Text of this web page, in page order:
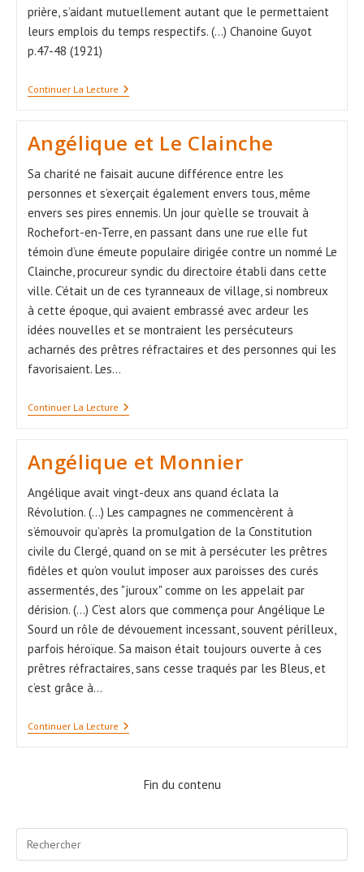
prière, s’aidant mutuellement autant que le permettaient
leurs emplois du temps respectifs. (...) Chanoine Guyot
p.47-48 (1921)
Continuer La LectureVie
Angélique et Le Clainche
Sa charité ne faisait aucune différence entre les
personnes et s’exerçait également envers tous, même
envers ses pires ennemis. Un jour qu’elle se trouvait à
Rochefort-en-Terre, en passant dans une rue elle fut
témoin d’une émeute populaire dirigée contre un nommé Le
Clainche, procureur syndic du directoire établi dans cette
ville. C’était un de ces tyranneaux de village, si nombreux
à cette époque, qui avaient embrassé avec ardeur les
idées nouvelles et se montraient les persécuteurs
acharnés des prêtres réfractaires et des personnes qui les
favorisaient. Les…
Continuer La LectureAngélique
Et
Angélique et Monnier
Angélique avait vingt-deux ans quand éclata la
Révolution. (...) Les campagnes ne commencèrent à
s’émouvoir qu’après la promulgation de la Constitution
civile du Clergé, quand on se mit à persécuter les prêtres
fidèles et qu’on voulut imposer aux paroisses des curés
assermentés, des "juroux" comme on les appelait par
dérision. (...) C’est alors que commença pour Angélique Le
Sourd un rôle de dévouement incessant, souvent périlleux,
parfois héroïque. Sa maison était toujours ouverte à ces
prêtres réfractaires, sans cesse traqués par les Bleus, et
c’est grâce à…
Continuer La LectureAngélique
Fin du contenu